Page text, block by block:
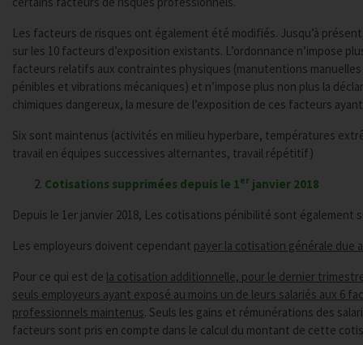
Les facteurs de risques ont également été modifiés. Jusqu’à
sur les 10 facteurs d’exposition existants. L’ordonnance n’impose
facteurs relatifs aux contraintes physiques (manutentions
pénibles et vibrations mécaniques) et n’impose plus non plus la
chimiques dangereux, la mesure de l’exposition de ces facteurs
Six sont maintenus (activités en milieu hyperbare, températures
travail en équipes successives alternantes, travail répétitif)
Cotisations supprimées depuis le 1er janvier 2018
Depuis le 1er janvier 2018, Les cotisations pénibilité sont également
Les employeurs doivent cependant payer la cotisation générale due
Pour ce qui est de la cotisation additionnelle, pour le dernier
seuls employeurs ayant exposé au moins un de leurs salariés aux 6
professionnels maintenus. Seuls les gains et rémunérations des
facteurs sont pris en compte dans le calcul du montant de cette